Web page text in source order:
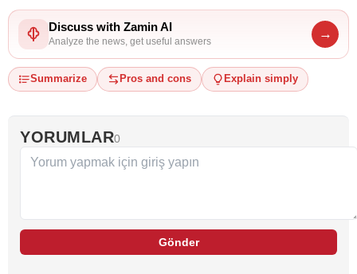
Discuss with Zamin AI
Analyze the news, get useful answers
→
Summarize Pros and cons Explain simply
YORUMLAR0
Gönder